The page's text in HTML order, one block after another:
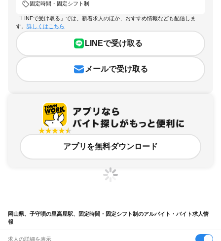
固定時間・固定シフト制
「LINEで受け取る」では、新着求人のほか、おすすめ情報なども配信しま
す。 詳しくはこちら
LINEで受け取る
メールで受け取る
アプリを無料ダウンロード
岡山県、子守唄の里高屋駅、固定時間・固定シフト制のアルバイト・バイト求人情
報
求人の詳細を表示